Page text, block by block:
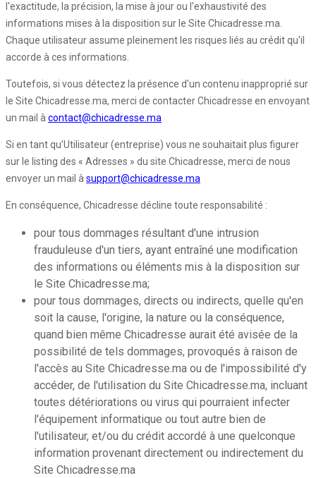
l'exactitude, la précision, la mise à jour ou l'exhaustivité des
informations mises à la disposition sur le Site Chicadresse.ma.
Chaque utilisateur assume pleinement les risques liés au crédit qu'il
accorde à ces informations.
Toutefois, si vous détectez la présence d'un contenu inapproprié sur
le Site Chicadresse.ma, merci de contacter Chicadresse en envoyant
un mail àcontact@chicadresse.ma
Si en tant qu’Utilisateur (entreprise) vous ne souhaitait plus figurer
sur le listing des « Adresses » du site Chicadresse, merci de nous
envoyer un mail àsupport@chicadresse.ma
En conséquence, Chicadresse décline toute responsabilité :
pour tous dommages résultant d'une intrusion
frauduleuse d'un tiers, ayant entraîné une modification
des informations ou éléments mis à la disposition sur
le Site Chicadresse.ma;
pour tous dommages, directs ou indirects, quelle qu'en
soit la cause, l'origine, la nature ou la conséquence,
quand bien même Chicadresse aurait été avisée de la
possibilité de tels dommages, provoqués à raison de
l'accès au Site Chicadresse.ma ou de l'impossibilité d'y
accéder, de l'utilisation du Site Chicadresse.ma, incluant
toutes détériorations ou virus qui pourraient infecter
l'équipement informatique ou tout autre bien de
l'utilisateur, et/ou du crédit accordé à une quelconque
information provenant directement ou indirectement du
Site Chicadresse.ma